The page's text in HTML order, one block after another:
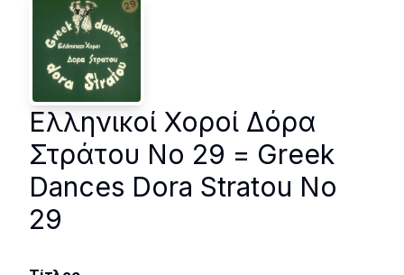
Ελληνικοί Χοροί Δόρα
Στράτου Νο 29 = Greek
Dances Dora Stratou Νο
29